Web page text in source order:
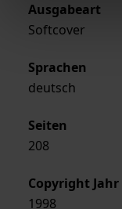
Ausgabeart
Softcover
Sprachen
deutsch
Seiten
208
Copyright Jahr
1998